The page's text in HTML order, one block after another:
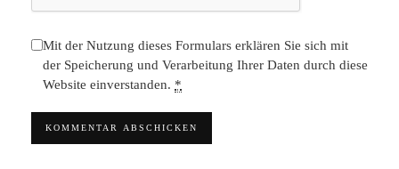
Mit der Nutzung dieses Formulars erklären Sie sich mit
der Speicherung und Verarbeitung Ihrer Daten durch diese
Website einverstanden. *